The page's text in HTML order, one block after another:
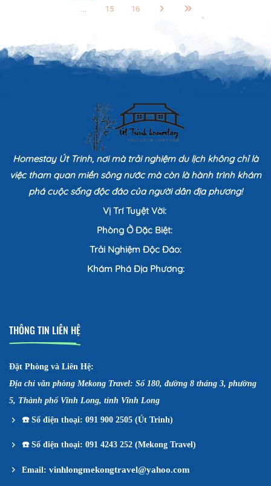
... 15 16
Homestay Út Trinh, nơi mà trải nghiệm du lịch không chỉ là
việc tham quan miền sông nước mà còn là hành trình khám
phá cuộc sống độc đáo của người dân địa phương!
Vị Trí Tuyệt Vời:
Phòng Ở Đặc Biệt:
Trải Nghiệm Độc Đáo:
Khám Phá Địa Phương:
THÔNG TIN LIÊN HỆ
Đặt Phòng và Liên Hệ:
Địa chỉ văn phòng Mekong Travel: Số 180, đường 8 tháng 3, phường
5, Thành phố Vĩnh Long, tỉnh Vĩnh Long
☎️Số điện thoại: 091 900 2505 (Út Trinh)
☎️Số điện thoại: 091 4243 252 (Mekong Travel)
Email: vinhlongmekongtravel@yahoo.com